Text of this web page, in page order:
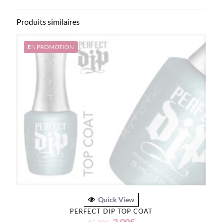
Produits similaires
EN PROMOTION
Quick View
PERFECT DIP TOP COAT